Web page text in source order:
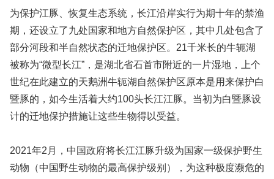
为保护江豚、恢复生态系统，长江沿岸实行为期十年的禁渔
期，还设立了九处国家和地方自然保护区，其中几处包含了
部分河段和半自然状态的迁地保护区。21千米长的牛轭湖
被称为“微型长江”，是湖北省石首市附近的一片湿地，上个
世纪在此建立的天鹅洲牛轭湖自然保护区原本是用来保护白
暨豚的，如今生活着大约100头长江江豚。当初为白暨豚设
计的迁地保护措施让这些生物得以受益。
2021年2月，中国政府将长江江豚升级为国家一级保护野生
动物（中国野生动物的最高保护级别），为这种极度濒危的